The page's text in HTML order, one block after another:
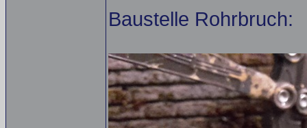
Baustelle Rohrbruch: